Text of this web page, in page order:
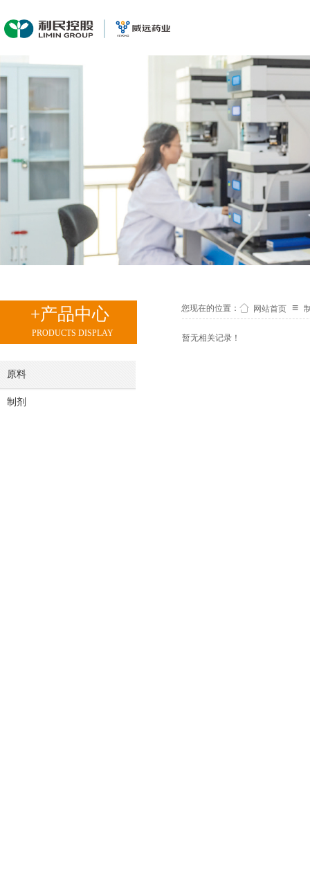
+产品中心 您现在的位置： 网站首页 ≡
PRODUCTS DISPLAY 暂无相关记录！
原料
制剂